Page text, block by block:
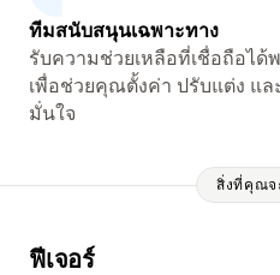
ทีมสนับสนุนเฉพาะทาง
รับความช่วยเหลือที่เชื่อถือได้
เพื่อช่วยคุณตั้งค่า ปรับแต่ง แ
มั่นใจ
สิ่งที่คุณจ
ฟีเจอร์